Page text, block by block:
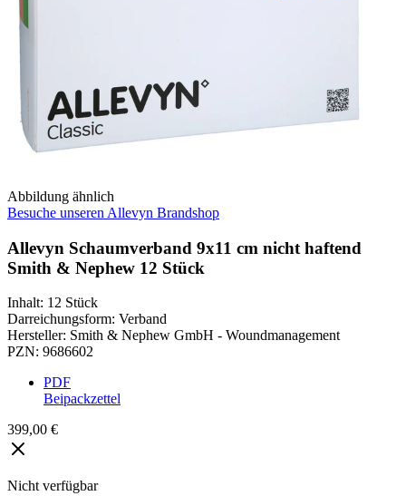
Abbildung ähnlich
Besuche unseren Allevyn Brandshop
Allevyn Schaumverband 9x11 cm nicht haftend
Smith & Nephew 12 Stück
Inhalt: 12 Stück
Darreichungsform: Verband
Hersteller: Smith & Nephew GmbH - Woundmanagement
PZN: 9686602
PDF
Beipackzettel
399,00 €
Nicht verfügbar